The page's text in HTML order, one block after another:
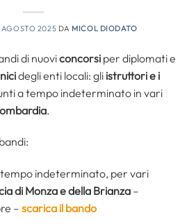
AGOSTO 2025 DA MICOL DIODATO
di nuoviconcorsi per diplomati e
degli enti locali: gli istruttori e i
a tempo indeterminato in vari
.
indeterminato, per vari
di Monza e della Brianza–
– scarica il bando